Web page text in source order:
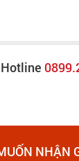
Hotline
NHẬN